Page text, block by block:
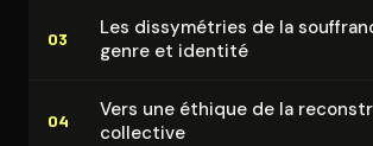
03
Les dis­sy­mé­tries de la
genre et identité
04
Vers une éthique de la
collective